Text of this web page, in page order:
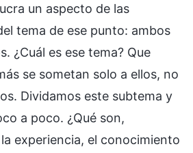
un aspecto de las
tema de ese punto: ambos
¿Cuál es ese tema? Que
se sometan solo a ellos, no
Dividamos este subtema y
a poco. ¿Qué son,
experiencia, el conocimiento